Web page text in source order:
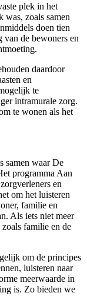
plek in het
zoals samen
doen tien
de bewoners en
daardoor
en
te
intramurale zorg.
te wonen als het
samen waar De
programma Aan
en
om het luisteren
familie en
Als iets niet meer
familie en de
om de principes
luisteren naar
meerwaarde in
is. Zo bieden we